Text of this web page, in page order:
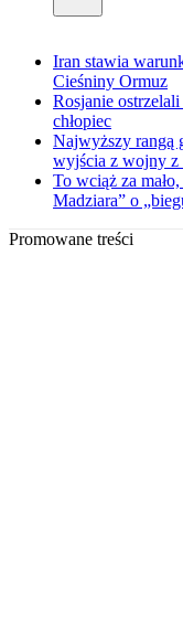
Iran stawia
Cieśniny Ormuz
Rosjanie
chłopiec
Najwyższy rangą
wyjścia z wojny z
To wciąż za
Madziara” o
Promowane treści